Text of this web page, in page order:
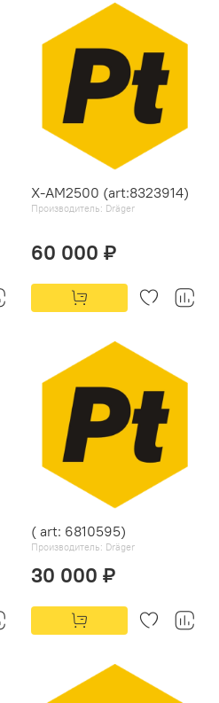
X-AM2500 (art:8323914)
Производитель: Dräger
60 000 ₽
( art: 6810595)
Производитель: Dräger
30 000 ₽